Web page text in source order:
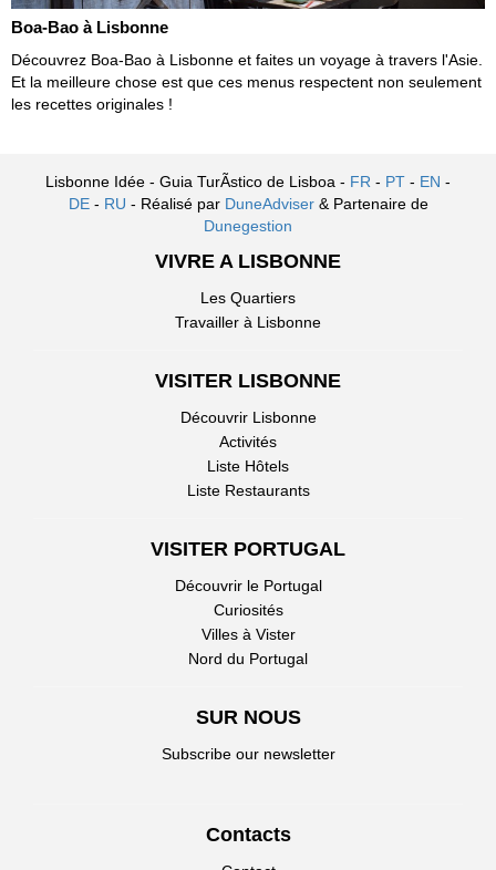
Boa-Bao à Lisbonne
Découvrez Boa-Bao à Lisbonne et faites un voyage à travers l'Asie.
Et la meilleure chose est que ces menus respectent non seulement
les recettes originales !
Lisbonne Idée - Guia TurÃ­stico de Lisboa - FR - PT - EN -
DE- RU - Réalisé par DuneAdviser & Partenaire de
Dunegestion
VIVRE A LISBONNE
Les Quartiers
Travailler à Lisbonne
VISITER LISBONNE
Découvrir Lisbonne
Activités
Liste Hôtels
Liste Restaurants
VISITER PORTUGAL
Découvrir le Portugal
Curiosités
Villes à Vister
Nord du Portugal
SUR NOUS
Subscribe our newsletter
Contacts